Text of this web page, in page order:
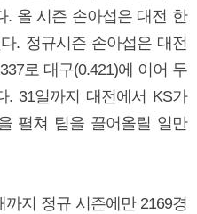
. 올 시즌 손아섭은 대전 한
. 정규시즌 손아섭은 대전
로 대구(0.421)에 이어 두
. 31일까지 대전에서 KS가
펼쳐 팀을 끌어올릴 일만
지 정규 시즌에만 2169경